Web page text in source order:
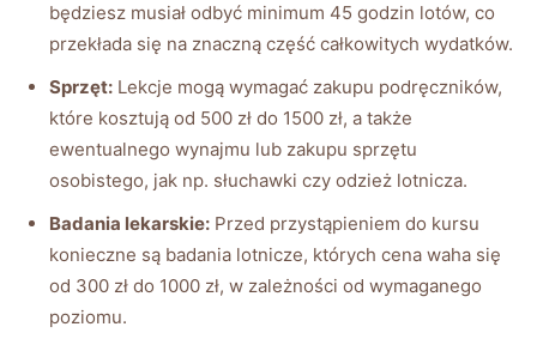
będziesz musiał odbyć⁤ minimum 45 godzin lotów, co
przekłada⁣ się‌ na ‌znaczną‍ część ​całkowitych wydatków.
Sprzęt: Lekcje mogą wymagać ​zakupu podręczników,
które kosztują od 500⁤ zł‌ do 1500 ‌zł,⁣ a także
ewentualnego wynajmu lub zakupu sprzętu
osobistego,‍ jak np. słuchawki czy odzież lotnicza.
Badania lekarskie: Przed przystąpieniem do⁣ kursu
konieczne są badania lotnicze, których⁢ cena waha się
od 300 zł do ⁢1000 zł, w zależności od wymaganego
poziomu.